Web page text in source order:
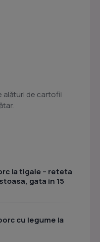
alături de cartofii
la tigaie – reteta
gata in 15
cu legume la